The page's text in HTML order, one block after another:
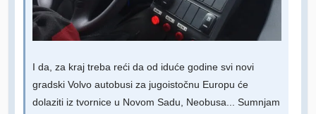
I da, za kraj treba reći da od iduće godine svi novi
gradski Volvo autobusi za jugoistočnu Europu će
dolaziti iz tvornice u Novom Sadu, Neobusa... Sumnjam